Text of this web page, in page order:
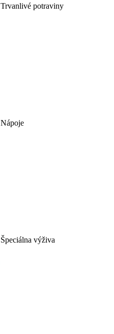
Trvanlivé potraviny
Nápoje
Špeciálna výživa